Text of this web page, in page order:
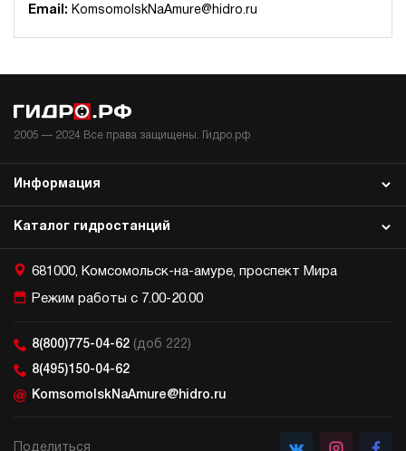
Email: KomsomolskNaAmure@hidro.ru
2005 — 2024 Все права защищены. Гидро.рф
Каталог гидростанций
Информация
681000, Комсомольск-на-амуре, проспект Мира
Режим работы с 7.00-20.00
8(800)775-04-62 (доб 222)
8(495)150-04-62
KomsomolskNaAmure@hidro.ru
Поделиться